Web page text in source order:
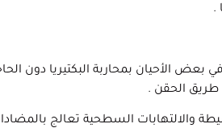
.
بعض الأحيان بمحاربة البكتيريا دون
طريق الحقن .
والالتهابات السطحية تعالج